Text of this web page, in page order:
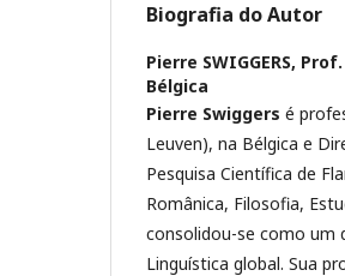
Biografia do Autor
Pierre SWIGGERS, Prof.
Bélgica
Pierre Swiggers é
Leuven), na Bélgica e
Pesquisa Científica de
Românica, Filosofia,
consolidou-se como um
Linguística global. Sua